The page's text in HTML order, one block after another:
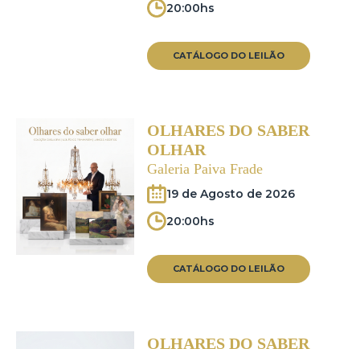
20:00hs
CATÁLOGO DO LEILÃO
OLHARES DO SABER
OLHAR
Galeria Paiva Frade
19 de Agosto de 2026
20:00hs
CATÁLOGO DO LEILÃO
OLHARES DO SABER